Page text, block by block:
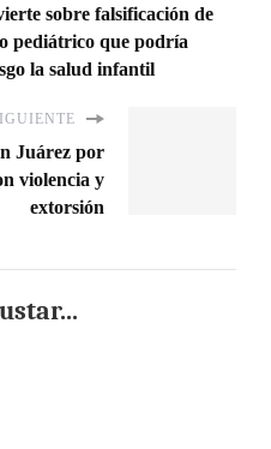
sobre falsificación de
pediátrico que podría
la salud infantil
Juárez por
violencia y
extorsión